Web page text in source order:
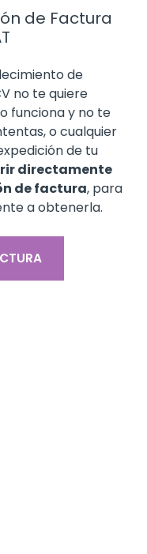
de Factura
de
no te quiere
funciona y no te
o cualquier
de tu
directamente
de factura, para
a obtenerla.